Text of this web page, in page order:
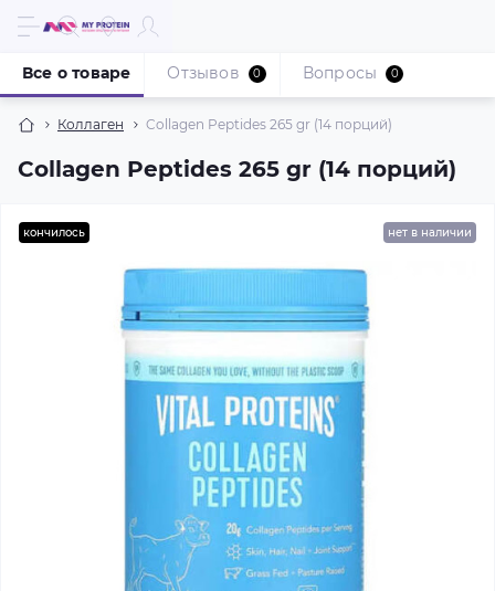
Коллаген Collagen Peptides 265 gr (14 порций)
Collagen Peptides 265 gr (14 порций)
Все о товаре Отзывов 0 Вопросы 0
кончилось нет в наличии